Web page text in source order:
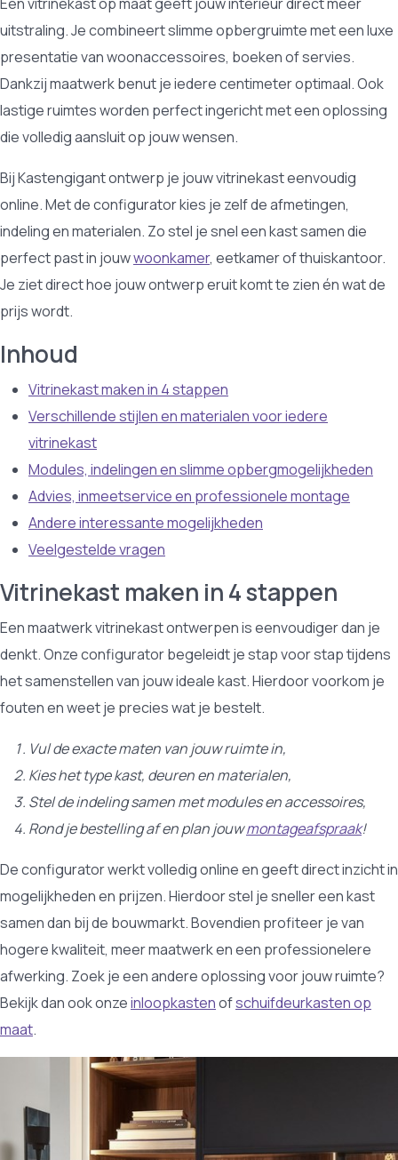
uitstraling. Je combineert slimme opbergruimte met een luxe
presentatie van woonaccessoires, boeken of servies.
Dankzij maatwerk benut je iedere centimeter optimaal. Ook
lastige ruimtes worden perfect ingericht met een oplossing
die volledig aansluit op jouw wensen.
Bij Kastengigant ontwerp je jouw vitrinekast eenvoudig
online. Met de configurator kies je zelf de afmetingen,
indeling en materialen. Zo stel je snel een kast samen die
perfect past in jouwwoonkamer, eetkamer of thuiskantoor.
Je ziet direct hoe jouw ontwerp eruit komt te zien én wat de
prijs wordt.
Inhoud
Vitrinekast maken in 4 stappen
Verschillende stijlen en materialen voor iedere
vitrinekast
Modules, indelingen en slimme opbergmogelijkheden
Advies, inmeetservice en professionele montage
Andere interessante mogelijkheden
Veelgestelde vragen
Vitrinekast maken in 4 stappen
Een maatwerk vitrinekast ontwerpen is eenvoudiger dan je
denkt. Onze configurator begeleidt je stap voor stap tijdens
het samenstellen van jouw ideale kast. Hierdoor voorkom je
fouten en weet je precies wat je bestelt.
Vul de exacte maten van jouw ruimte in,
Kies het type kast, deuren en materialen,
Stel de indeling samen met modules en accessoires,
Rond je bestelling af en plan jouwmontageafspraak!
De configurator werkt volledig online en geeft direct inzicht in
mogelijkheden en prijzen. Hierdoor stel je sneller een kast
samen dan bij de bouwmarkt. Bovendien profiteer je van
hogere kwaliteit, meer maatwerk en een professionelere
afwerking. Zoek je een andere oplossing voor jouw ruimte?
Bekijk dan ook onzeinloopkastenofschuifdeurkasten op
maat.